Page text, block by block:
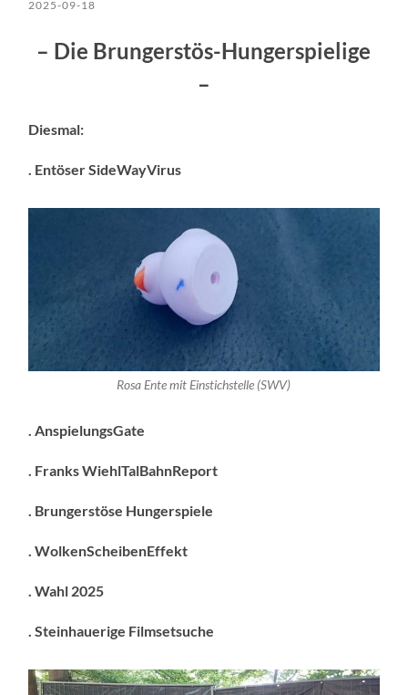
2025-09-18
– Die Brungerstös-Hungerspielige
–
Diesmal:
. Entöser SideWayVirus
Rosa Ente mit Einstichstelle (SWV)
. AnspielungsGate
. Franks WiehlTalBahnReport
. Brungerstöse Hungerspiele
. WolkenScheibenEffekt
. Wahl 2025
. Steinhauerige Filmsetsuche